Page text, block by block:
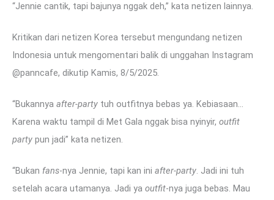
“Jennie cantik, tapi bajunya nggak deh,” kata netizen lainnya.
Kritikan dari netizen Korea tersebut mengundang netizen
Indonesia untuk mengomentari balik di unggahan Instagram
@panncafe, dikutip Kamis, 8/5/2025.
“Bukannya after-party tuh outfitnya bebas ya. Kebiasaan…
Karena waktu tampil di Met Gala nggak bisa nyinyir, outfit
party pun jadi” kata netizen.
“Bukan fans-nya Jennie, tapi kan ini after-party. Jadi ini tuh
setelah acara utamanya. Jadi ya outfit-nya juga bebas. Mau